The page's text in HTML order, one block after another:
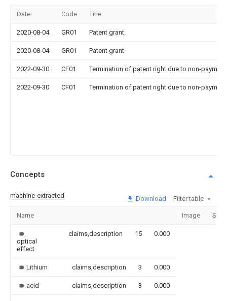
Date Code Title
2020-08-04 GR01 Patent grant
2020-08-04 GR01 Patent grant
2022-09-30 CF01 Termination of patent right due to non-
2022-09-30 CF01 Termination of patent right due to non-
Concepts
machine-extracted Download Filter table
Name Image
optical
effect
claims,description 15 0.000
Lithium claims,description 3 0.000
acid claims,description 3 0.000